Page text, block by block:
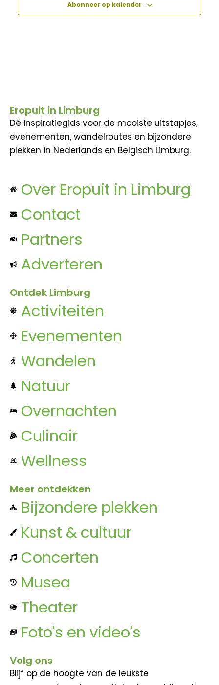
Abonneer op kalender
Eropuit in Limburg
Dé inspiratiegids voor de mooiste uitstapjes,
evenementen, wandelroutes en bijzondere
plekken in Nederlands en Belgisch Limburg.
Over Eropuit in Limburg
Contact
Partners
Adverteren
Ontdek Limburg
Activiteiten
Evenementen
Wandelen
Natuur
Overnachten
Culinair
Wellness
Meer ontdekken
Bijzondere plekken
Kunst & cultuur
Concerten
Musea
Theater
Foto's en video's
Volg ons
Blijf op de hoogte van de leukste